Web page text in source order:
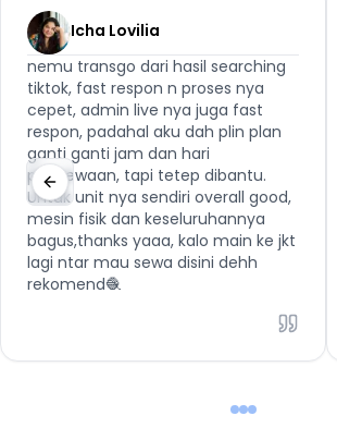
Icha Lovilia
nemu transgo dari hasil searching
tiktok, fast respon n proses nya
cepet, admin live nya juga fast
respon, padahal aku dah plin plan
ganti ganti jam dan hari
penyewaan, tapi tetep dibantu.
Untuk unit nya sendiri overall good,
mesin fisik dan keseluruhannya
bagus,thanks yaaa, kalo main ke jkt
lagi ntar mau sewa disini dehh
rekomend🧶